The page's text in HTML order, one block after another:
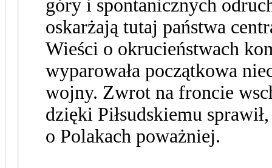
góry i spontanicznych
oskarżają tutaj państwa
Wieści o okrucieństwach
wyparowała początkowa
wojny. Zwrot na froncie
dzięki Piłsudskiemu
o Polakach poważniej.